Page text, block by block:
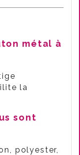
métal à
la
sont
polyester,